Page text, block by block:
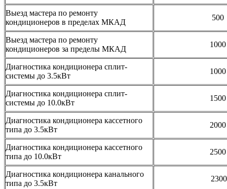
Выезд мастера по ремонту
кондиционеров в пределах МКАД
500
Выезд мастера по ремонту
кондиционеров за пределы МКАД
1000
Диагностика кондиционера сплит-
системы до 3.5кВт
1000
Диагностика кондиционера сплит-
системы до 10.0кВт
1500
Диагностика кондиционера кассетного
типа до 3.5кВт
2000
Диагностика кондиционера кассетного
типа до 10.0кВт
2500
Диагностика кондиционера канального
типа до 3.5кВт
2300